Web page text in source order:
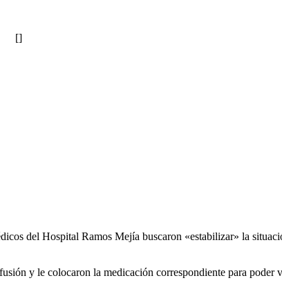
[]
del Hospital Ramos Mejía buscaron «estabilizar» la
y le colocaron la medicación correspondiente para poder